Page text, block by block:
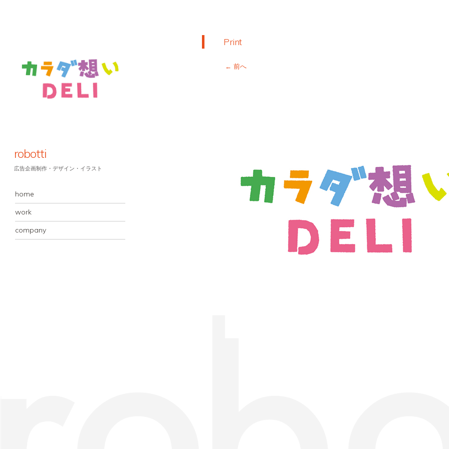
robotti
広告企画制作・デザイン・イラスト
コンテンツへスキップ
home
work
company
Print
← 前へ